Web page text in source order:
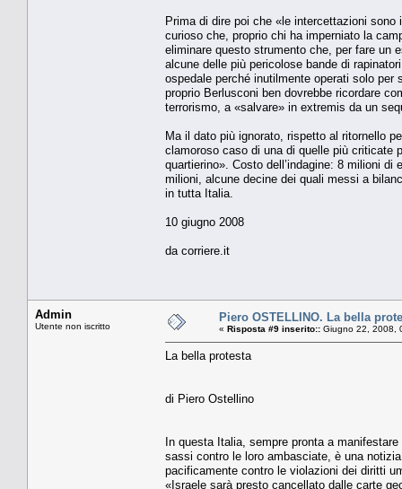
Prima di dire poi che «le intercettazioni
curioso che, proprio chi ha imperniato la
eliminare questo strumento che, per fare un
alcune delle più pericolose bande di
ospedale perché inutilmente operati solo
proprio Berlusconi ben dovrebbe ricordare
terrorismo, a «salvare» in extremis da un
Ma il dato più ignorato, rispetto al ritornello
clamoroso caso di una di quelle più criticate
quartierino». Costo dell’indagine: 8 milioni
milioni, alcune decine dei quali messi a
in tutta Italia.
10 giugno 2008
da corriere.it
Admin
Utente non iscritto
Piero OSTELLINO. La bella
« Risposta #9 inserito:: Giugno 22, 2008,
La bella protesta
di Piero Ostellino
In questa Italia, sempre pronta a
sassi contro le loro ambasciate, è una
pacificamente contro le violazioni dei diritti
«Israele sarà presto cancellato dalle carte